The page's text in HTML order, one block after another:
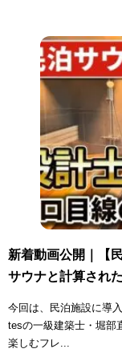
新着動画公開｜【
サウナと計算され
今回は、民泊施設に導
tesの一級建築士・堀部
楽しむフレ...